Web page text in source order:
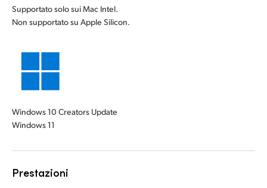
Supportato solo sui Mac Intel.
Non supportato su Apple Silicon.
Windows 10 Creators Update
Windows 11
Prestazioni